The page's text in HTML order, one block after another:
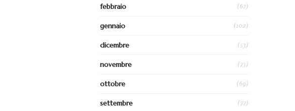
febbraio (67)
gennaio (102)
dicembre (53)
novembre (73)
ottobre (69)
settembre (77)